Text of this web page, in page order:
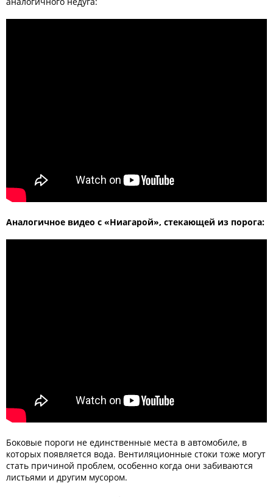
Аналогичное видео с «Ниагарой», стекающей из порога:
Боковые пороги не единственные места в автомобиле, в
которых появляется вода. Вентиляционные стоки тоже могут
стать причиной проблем, особенно когда они забиваются
листьями и другим мусором.